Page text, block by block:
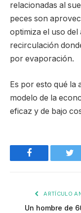
relacionadas al
peces son
optimiza el uso del
recirculación
por evaporación.
Es por esto qué la
modelo de la
eficaz y de bajo
Facebook
ARTÍCULO
Un hombre de